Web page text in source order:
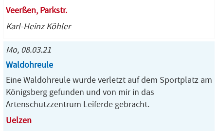
Veerßen, Parkstr.
Karl-Heinz Köhler
Mo, 08.03.21
Waldohreule
Eine Waldohreule wurde verletzt auf dem Sportplatz am
Königsberg gefunden und von mir in das
Artenschutzzentrum Leiferde gebracht.
Uelzen